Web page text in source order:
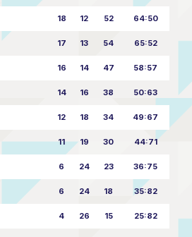
18 12 52 64:50
17 13 54 65:52
16 14 47 58:57
14 16 38 50:63
12 18 34 49:67
11 19 30 44:71
6 24 23 36:75
6 24 18 35:82
4 26 15 25:82